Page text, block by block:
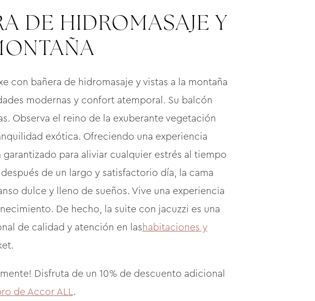
DE HIDROMASAJE Y
con bañera de hidromasaje y vistas a la montaña
modernas y confort atemporal. Su balcón
Observa el reino de la exuberante vegetación
exótica. Ofreciendo una experiencia
para aliviar cualquier estrés al tiempo
de un largo y satisfactorio día, la cama
dulce y lleno de sueños. Vive una experiencia
De hecho, la suite con jacuzzi es una
de calidad y atención en lashabitaciones y
Disfruta de un 10% de descuento adicional
de Accor ALL.